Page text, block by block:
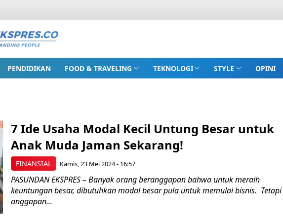
PENDIDIKAN FOOD & TRAVELING TEKNOLOGI STYLE OPINI
FINANSIAL
7 Ide Usaha Modal Kecil Untung Besar untuk
Anak Muda Jaman Sekarang!
Kamis, 23 Mei 2024 - 16:57
PASUNDAN EKSPRES – Banyak orang beranggapan bahwa untuk meraih
keuntungan besar, dibutuhkan modal besar pula untuk memulai bisnis. Tetapi
anggapan...